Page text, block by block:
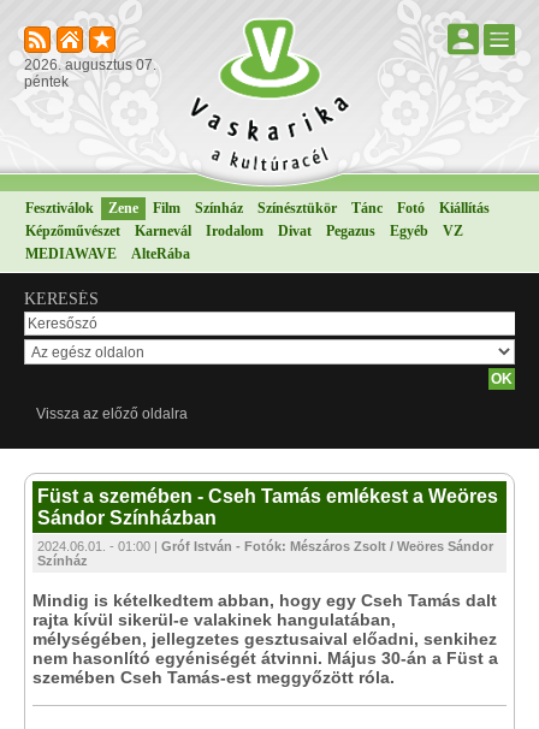
2026. augusztus 07.
péntek
Fesztiválok Zene Film Színház Színésztükör Tánc Fotó
Kiállítás
Képzőművészet
Karnevál Irodalom Divat Pegazus Egyéb
VZ
MEDIAWAVE
AlteRába
KERESÉS
Vissza az előző oldalra
Füst a szemében - Cseh Tamás emlékest a Weöres
Sándor Színházban
2024.06.01. - 01:00 | Gróf István - Fotók: Mészáros Zsolt / Weöres Sándor
Színház
Mindig is kételkedtem abban, hogy egy Cseh Tamás dalt
rajta kívül sikerül-e valakinek hangulatában,
mélységében, jellegzetes gesztusaival előadni, senkihez
nem hasonlító egyéniségét átvinni. Május 30-án a Füst a
szemében Cseh Tamás-est meggyőzött róla.